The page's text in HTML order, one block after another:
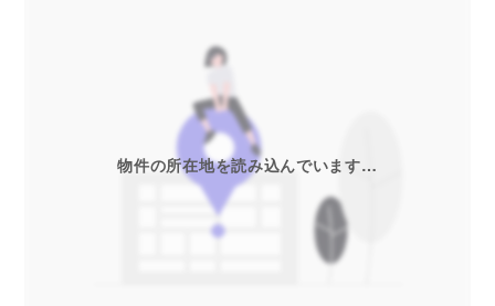
物件の所在地を読み込んでいます…